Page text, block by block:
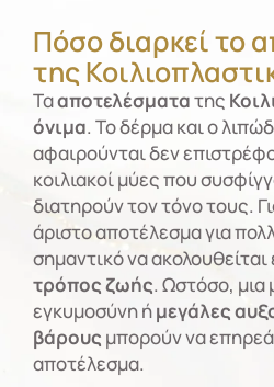
Πόσο διαρκεί το
της
Τααποτελέσματατης
όνιμα. Το δέρμα και ο
αφαιρούνται δεν
κοιλιακοί μύες που
διατηρούν τον τόνο τους.
άριστο αποτέλεσμα για
σημαντικό να ακολουθείται
τρόπος ζωής. Ωστόσο, μια
εγκυμοσύνη ήμεγάλες
βάρους μπορούν να
αποτέλεσμα.